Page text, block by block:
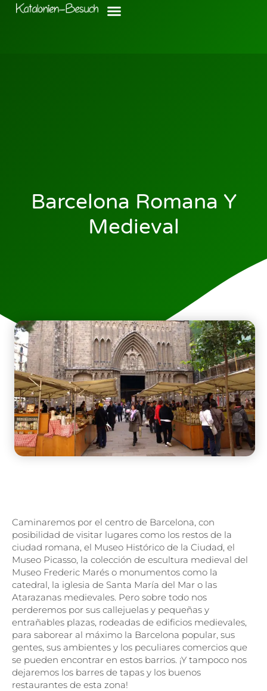
Barcelona Romana Y
Medieval
Caminaremos por el centro de Barcelona, con
posibilidad de visitar lugares como los restos de la
ciudad romana, el Museo Histórico de la Ciudad, el
Museo Picasso, la colección de escultura medieval del
Museo Frederic Marés o monumentos como la
catedral, la iglesia de Santa María del Mar o las
Atarazanas medievales. Pero sobre todo nos
perderemos por sus callejuelas y pequeñas y
entrañables plazas, rodeadas de edificios medievales,
para saborear al máximo la Barcelona popular, sus
gentes, sus ambientes y los peculiares comercios que
se pueden encontrar en estos barrios. ¡Y tampoco nos
dejaremos los barres de tapas y los buenos
restaurantes de esta zona!